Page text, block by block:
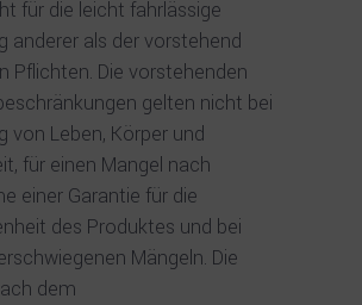
für die leicht fahrlässige
anderer als der vorstehend
Pflichten. Die vorstehenden
gelten nicht bei
von Leben, Körper und
für einen Mangel nach
einer Garantie für die
des Produktes und bei
Mängeln. Die
dem